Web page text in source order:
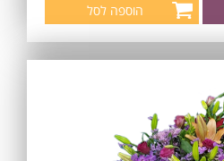
הוספה לסל